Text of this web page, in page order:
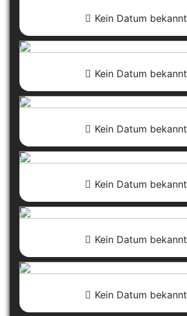
Kein Datum bekannt
Kein Datum bekannt
Kein Datum bekannt
Kein Datum bekannt
Kein Datum bekannt
Kein Datum bekannt